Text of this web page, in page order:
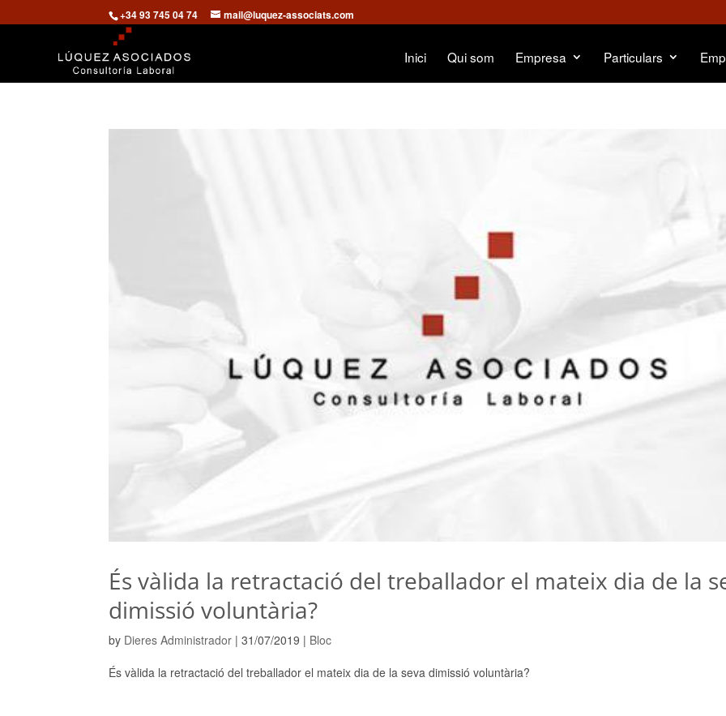
+34 93 745 04 74 mail@luquez-associats.com
Inici Qui som Empresa Particulars
És vàlida la retractació del treballador el mateix dia de la
dimissió voluntària?
by Dieres Administrador |31/07/2019 | Bloc
És vàlida la retractació del treballador el mateix dia de la seva dimissió voluntària?